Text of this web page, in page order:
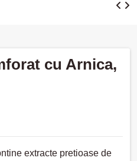
cu Arnica,
extracte pretioase de